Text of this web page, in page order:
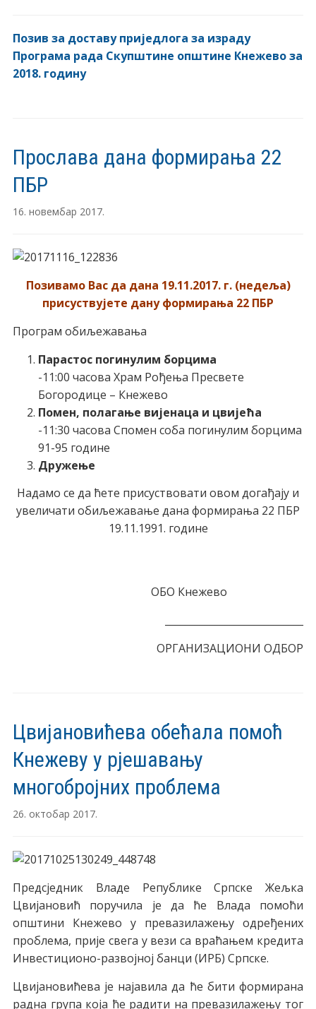
Позив за доставу приједлога за израду
Програма рада Скупштине општине Кнежево за
2018. годину
Прослава дана формирања 22
ПБР
16. новембар 2017.
Позивамо Вас да дана 19.11.2017. г. (недеља)
присуствујете дану формирања 22 ПБР
Програм обиљежавања
Парастос погинулим борцима
-11:00 часова Храм Рођења Пресвете
Богородице – Кнежево
Помен, полагање вијенаца и цвијећа
-11:30 часова Спомен соба погинулим борцима
91-95 године
Дружење
Надамо се да ћете присуствовати овом догађају и
увеличати обиљежавање дана формирања 22 ПБР
19.11.1991. године
ОБО Кнежево
ОРГАНИЗАЦИОНИ ОДБОР
Цвијановићева обећала помоћ
Кнежеву у рјешавању
многобројних проблема
26. октобар 2017.
Предсједник Владе Републике Српске Жељка
Цвијановић поручила је да ће Влада помоћи
општини Кнежево у превазилажењу одређених
проблема, прије свега у вези са враћањем кредита
Инвестиционо-развојној банци (ИРБ) Српске.
Цвијановићева је најавила да ће бити формирана
радна група која ће радити на превазилажењу тог